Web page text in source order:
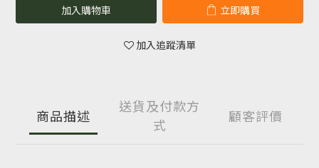
加入購物車 立即購買
加入追蹤清單
商品描述
送貨及付款方
式
顧客評價